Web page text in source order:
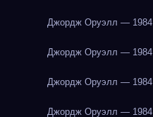
Джордж Оруэлл — 1984
Джордж Оруэлл — 1984
Джордж Оруэлл — 1984
Джордж Оруэлл — 1984